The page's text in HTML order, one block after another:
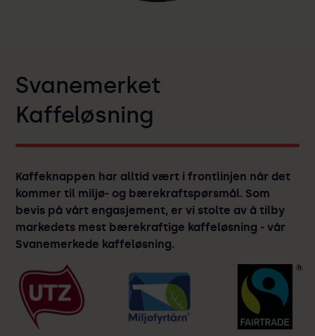
Svanemerket
Kaffeløsning
Kaffeknappen har alltid vært i frontlinjen når det
kommer til miljø- og bærekraftspørsmål. Som
bevis på vårt engasjement, er vi stolte av å tilby
markedets mest bærekraftige kaffeløsning - vår
Svanemerkede kaffeløsning.